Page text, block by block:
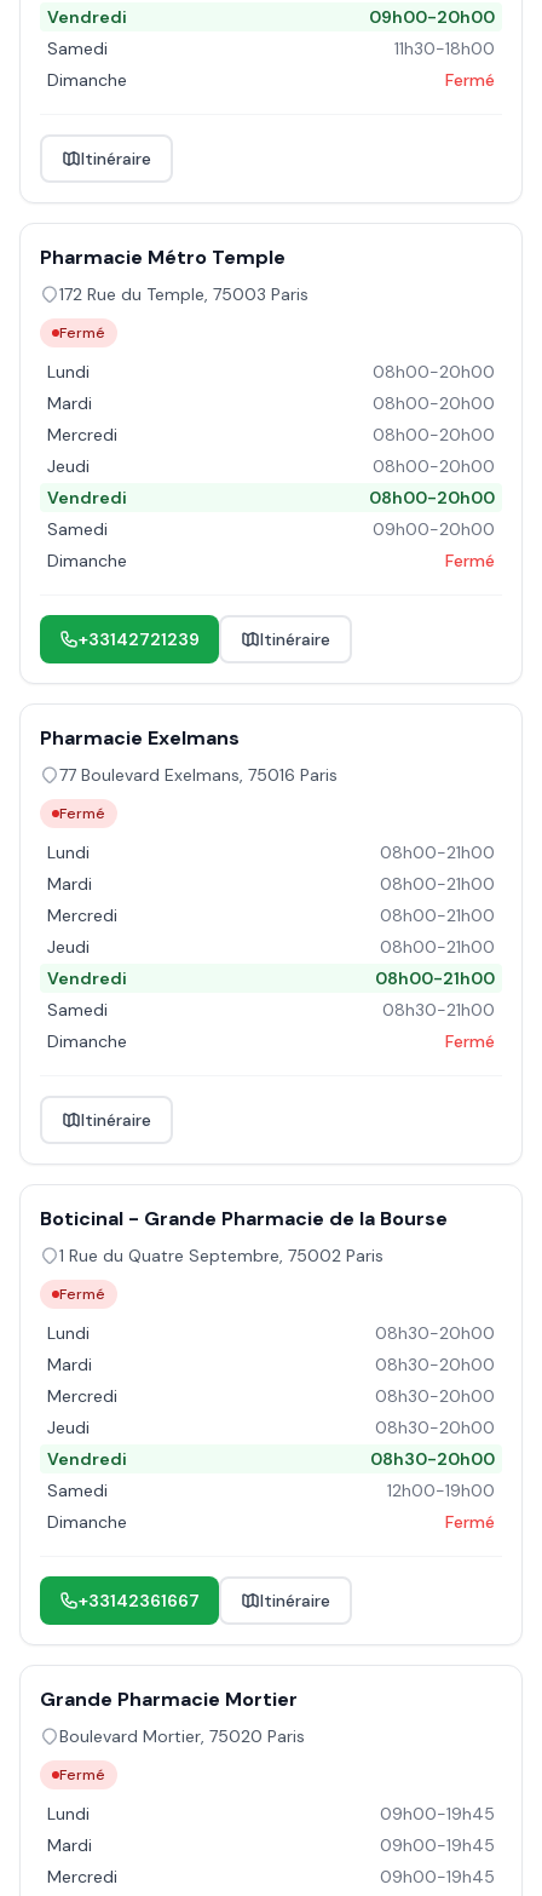
Vendredi
09h00-20h00
Samedi
11h30-18h00
Dimanche
Fermé
Itinéraire
Pharmacie Métro Temple
172 Rue du Temple, 75003 Paris
Fermé
Lundi
08h00-20h00
Mardi
08h00-20h00
Mercredi
08h00-20h00
Jeudi
08h00-20h00
Vendredi
08h00-20h00
Samedi
09h00-20h00
Dimanche
Fermé
+33142721239 Itinéraire
Pharmacie Exelmans
77 Boulevard Exelmans, 75016 Paris
Fermé
Lundi
08h00-21h00
Mardi
08h00-21h00
Mercredi
08h00-21h00
Jeudi
08h00-21h00
Vendredi
08h00-21h00
Samedi
08h30-21h00
Dimanche
Fermé
Itinéraire
Boticinal - Grande Pharmacie de la Bourse
1 Rue du Quatre Septembre, 75002 Paris
Fermé
Lundi
08h30-20h00
Mardi
08h30-20h00
Mercredi
08h30-20h00
Jeudi
08h30-20h00
Vendredi
08h30-20h00
Samedi
12h00-19h00
Dimanche
Fermé
+33142361667 Itinéraire
Grande Pharmacie Mortier
Boulevard Mortier, 75020 Paris
Fermé
Lundi
09h00-19h45
Mardi
09h00-19h45
Mercredi
09h00-19h45